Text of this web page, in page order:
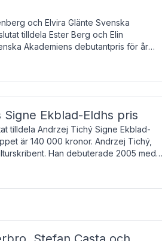
och Elvira Glänte Svenska
tilldela Ester Berg och Elin
Akademiens debutantpris för år
och syftar till att lyfta fram
Ekblad-Eldhs pris
tilldela Andrzej Tichý Signe Ekblad-
är 140 000 kronor. Andrzej Tichý,
Han debuterade 2005 med
l